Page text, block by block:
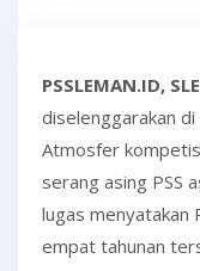
PSSLEMAN.ID,
diselenggarakan
Atmosfer
serang asing PSS
lugas menyatakan
empat tahunan